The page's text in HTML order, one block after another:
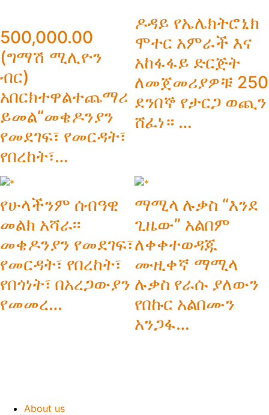
500,000.00
(ግማሽ ሚሊዮን
ብር)
አበርክተዋልተጨማሪ
ይመል“መቄዶንያን
የመደገፍ፣ የመርዳት፣
የበረከት፣…
ዶዳይ የኤሌክትሮኒክ
ሞተር አምራች እና
አከፋፋይ ድርጅት
ለመጀመሪያዎቹ 250
ደንበኞ የታርጋ ወጪን
ሸፈነ። …
የሁላችንም ሰብዓዊ
መልክ አሻራ፡፡
መቄዶንያን የመደገፍ፣
የመርዳት፣ የበረከት፣
የበጎነት፣ በአረጋውያን
የመመረ…
ማሚላ ሉቃስ “እንደ
ጊዜው” አልበም
ለቀቀተወዳጁ
ሙዚቀኛ ማሚላ
ሉቃስ የራሱ ያለውን
የበኩር አልበሙን
አንጋፋ…
About us